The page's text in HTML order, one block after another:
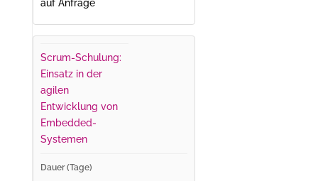
auf Anfrage
Scrum-Schulung:
Einsatz in der
agilen
Entwicklung von
Embedded-
Systemen